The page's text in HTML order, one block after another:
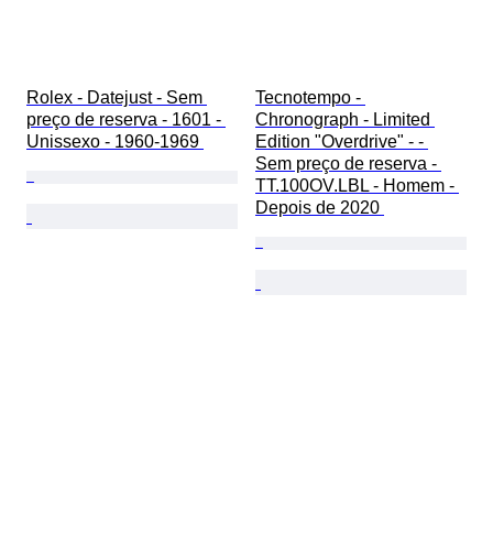
Rolex - Datejust - Sem
preço de reserva - 1601 -
Unissexo - 1960-1969
Tecnotempo -
Chronograph - Limited
Edition "Overdrive" - -
Sem preço de reserva -
TT.100OV.LBL - Homem -
Depois de 2020